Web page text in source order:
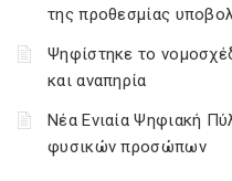
της προθεσμίας
Ψηφίστηκε το
και αναπηρία
Νέα Ενιαία Ψηφιακή
φυσικών προσώπων